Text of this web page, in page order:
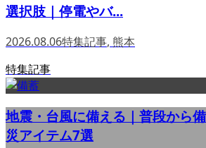
選択肢｜停電やバ...
2026.08.06特集記事, 熊本
特集記事
地震・台風に備える｜普段から
災アイテム7選